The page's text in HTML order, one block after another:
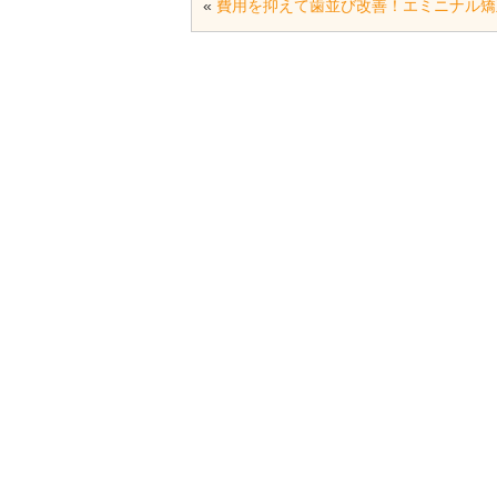
« 費用を抑えて歯並び改善！エミニナル